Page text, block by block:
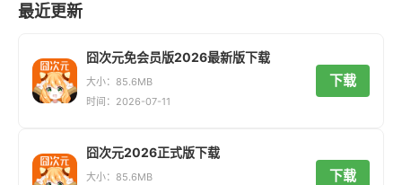
最近更新
囧次元免会员版2026最新版下载
大小：85.6MB
时间：2026-07-11
下载
囧次元2026正式版下载
大小：85.6MB
下载